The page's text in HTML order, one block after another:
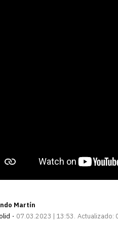
Martín
07.03.2023 | 13:53 Actualizado: